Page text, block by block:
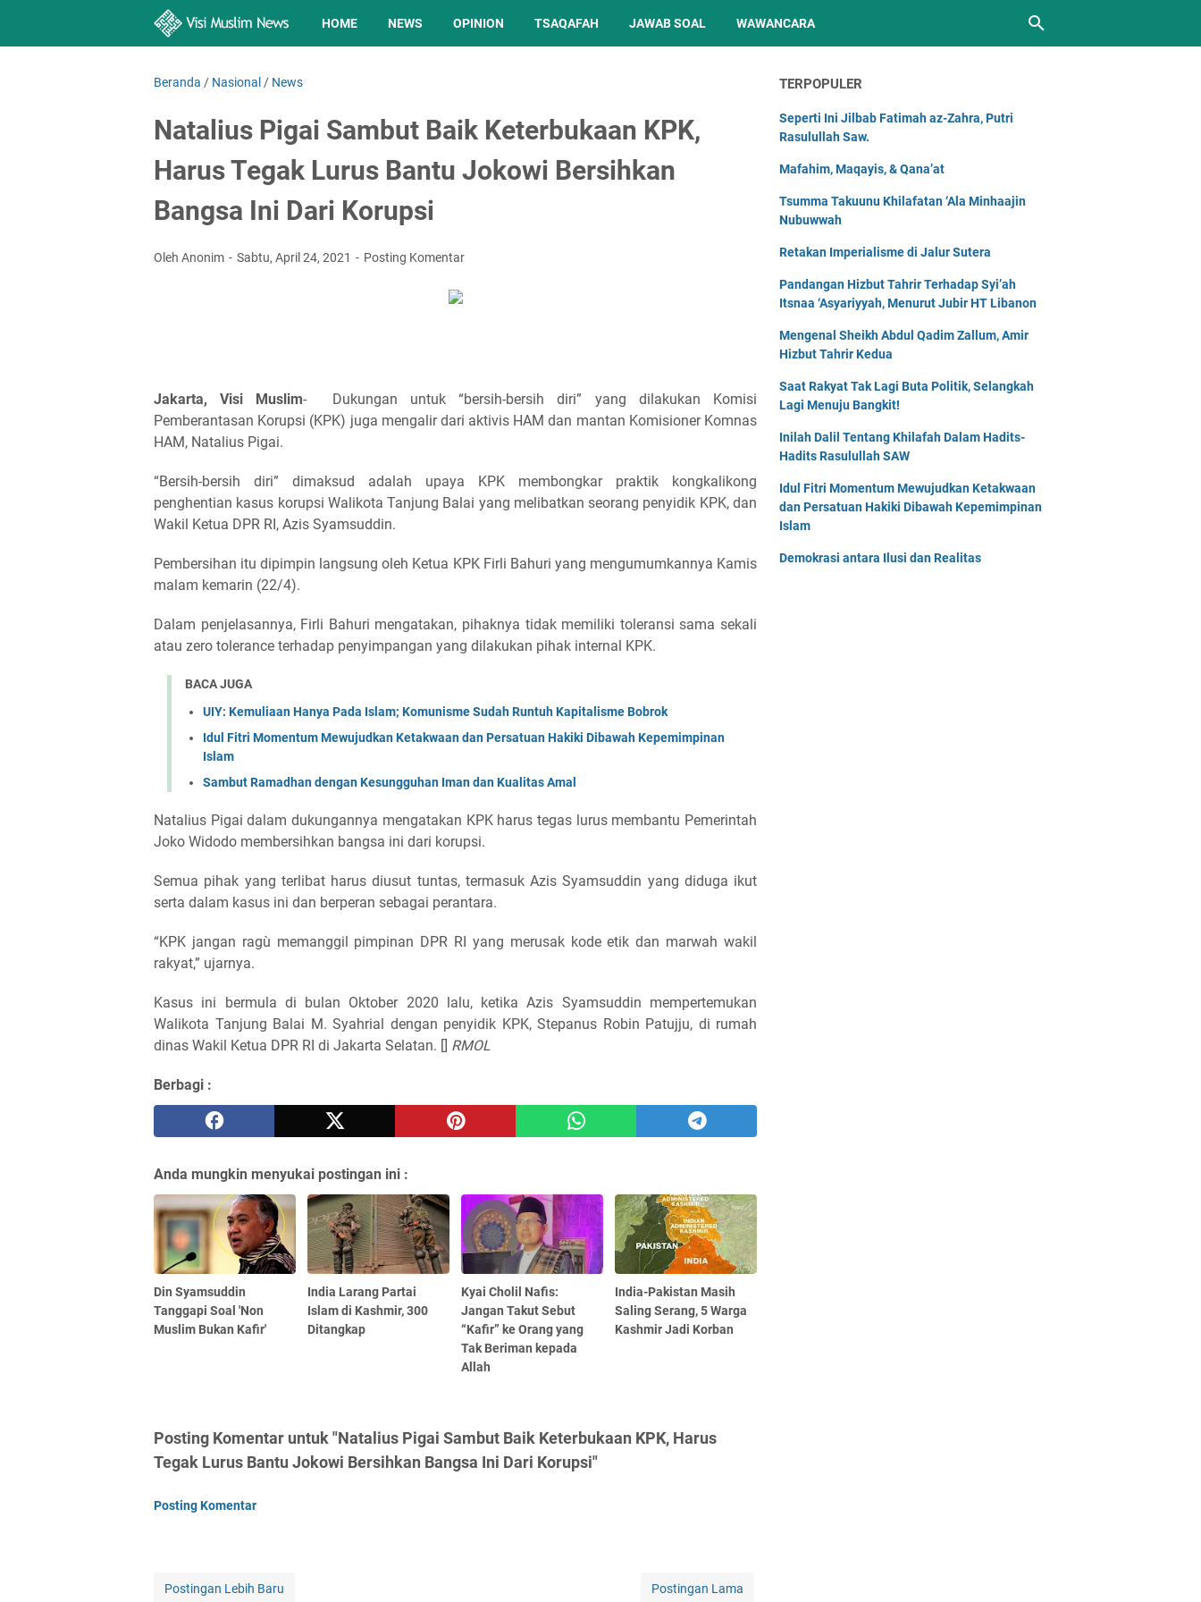
HOME NEWS OPINION TSAQAFAH JAWAB SOAL WAWANCARA
Beranda / Nasional / News
Natalius Pigai Sambut Baik Keterbukaan KPK,
Harus Tegak Lurus Bantu Jokowi Bersihkan
Bangsa Ini Dari Korupsi
Oleh Anonim Sabtu, April 24, 2021 Posting Komentar
Jakarta, Visi Muslim- Dukungan untuk “bersih-bersih diri” yang dilakukan Komisi
Pemberantasan Korupsi (KPK) juga mengalir dari aktivis HAM dan mantan Komisioner Komnas
HAM, Natalius Pigai.
“Bersih-bersih diri” dimaksud adalah upaya KPK membongkar praktik kongkalikong
penghentian kasus korupsi Walikota Tanjung Balai yang melibatkan seorang penyidik KPK, dan
Wakil Ketua DPR RI, Azis Syamsuddin.
Pembersihan itu dipimpin langsung oleh Ketua KPK Firli Bahuri yang mengumumkannya Kamis
malam kemarin (22/4).
Dalam penjelasannya, Firli Bahuri mengatakan, pihaknya tidak memiliki toleransi sama sekali
atau zero tolerance terhadap penyimpangan yang dilakukan pihak internal KPK.
BACA JUGA
UIY: Kemuliaan Hanya Pada Islam; Komunisme Sudah Runtuh Kapitalisme Bobrok
Idul Fitri Momentum Mewujudkan Ketakwaan dan Persatuan Hakiki Dibawah Kepemimpinan
Islam
Sambut Ramadhan dengan Kesungguhan Iman dan Kualitas Amal
Natalius Pigai dalam dukungannya mengatakan KPK harus tegas lurus membantu Pemerintah
Joko Widodo membersihkan bangsa ini dari korupsi.
Semua pihak yang terlibat harus diusut tuntas, termasuk Azis Syamsuddin yang diduga ikut
serta dalam kasus ini dan berperan sebagai perantara.
“KPK jangan ragù memanggil pimpinan DPR RI yang merusak kode etik dan marwah wakil
rakyat,” ujarnya.
Kasus ini bermula di bulan Oktober 2020 lalu, ketika Azis Syamsuddin mempertemukan
Walikota Tanjung Balai M. Syahrial dengan penyidik KPK, Stepanus Robin Patujju, di rumah
dinas Wakil Ketua DPR RI di Jakarta Selatan. [] RMOL
Berbagi :
Anda mungkin menyukai postingan ini :
Din Syamsuddin
Tanggapi Soal 'Non
Muslim Bukan Kafir'
India Larang Partai
Islam di Kashmir, 300
Ditangkap
Kyai Cholil Nafis:
Jangan Takut Sebut
“Kafir” ke Orang yang
Tak Beriman kepada
Allah
India-Pakistan Masih
Saling Serang, 5 Warga
Kashmir Jadi Korban
Posting Komentar untuk "Natalius Pigai Sambut Baik Keterbukaan KPK, Harus
Tegak Lurus Bantu Jokowi Bersihkan Bangsa Ini Dari Korupsi"
Posting Komentar
Postingan Lebih Baru Postingan Lama
TERPOPULER
Seperti Ini Jilbab Fatimah az-Zahra, Putri
Rasulullah Saw.
Mafahim, Maqayis, & Qana’at
Tsumma Takuunu Khilafatan ‘Ala Minhaajin
Nubuwwah
Retakan Imperialisme di Jalur Sutera
Pandangan Hizbut Tahrir Terhadap Syi’ah
Itsnaa ‘Asyariyyah, Menurut Jubir HT Libanon
Mengenal Sheikh Abdul Qadim Zallum, Amir
Hizbut Tahrir Kedua
Saat Rakyat Tak Lagi Buta Politik, Selangkah
Lagi Menuju Bangkit!
Inilah Dalil Tentang Khilafah Dalam Hadits-
Hadits Rasulullah SAW
Idul Fitri Momentum Mewujudkan Ketakwaan
dan Persatuan Hakiki Dibawah Kepemimpinan
Islam
Demokrasi antara Ilusi dan Realitas